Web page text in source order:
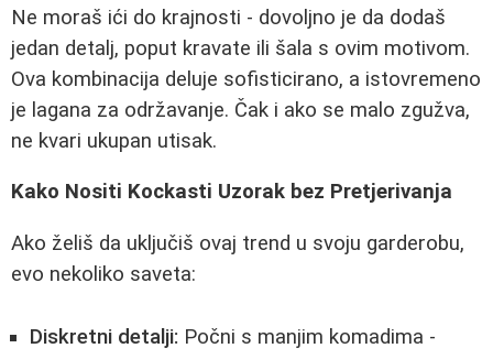
Ne moraš ići do krajnosti - dovoljno je da dodaš
jedan detalj, poput kravate ili šala s ovim motivom.
Ova kombinacija deluje sofisticirano, a istovremeno
je lagana za održavanje. Čak i ako se malo zgužva,
ne kvari ukupan utisak.
Kako Nositi Kockasti Uzorak bez Pretjerivanja
Ako želiš da uključiš ovaj trend u svoju garderobu,
evo nekoliko saveta:
Diskretni detalji: Počni s manjim komadima -